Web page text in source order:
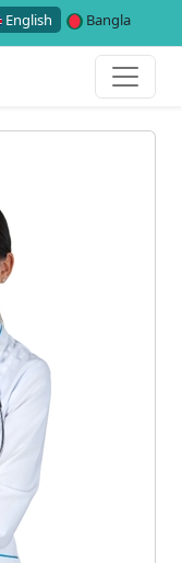
English Bangla